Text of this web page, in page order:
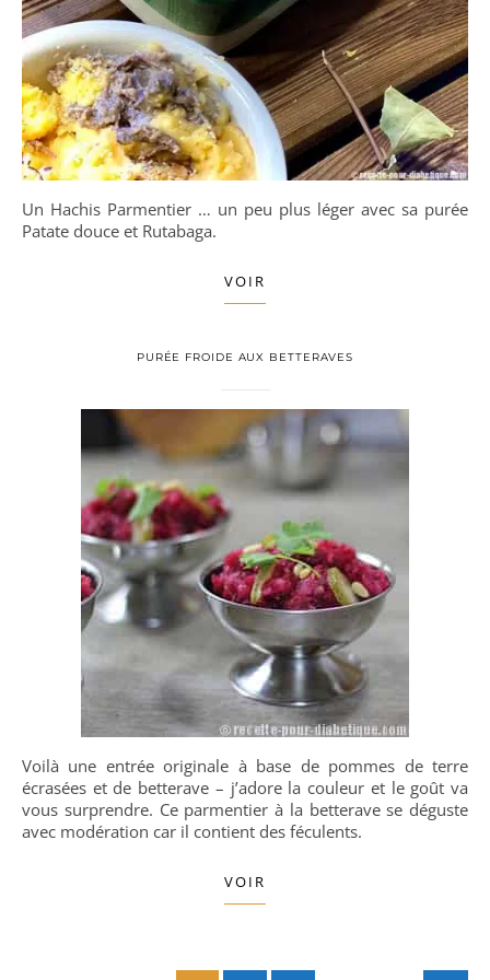
Un Hachis Parmentier … un peu plus léger avec sa purée
Patate douce et Rutabaga.
VOIR
PURÉE FROIDE AUX BETTERAVES
Voilà une entrée originale à base de pommes de terre
écrasées et de betterave – j’adore la couleur et le goût va
vous surprendre. Ce parmentier à la betterave se déguste
avec modération car il contient des féculents.
VOIR